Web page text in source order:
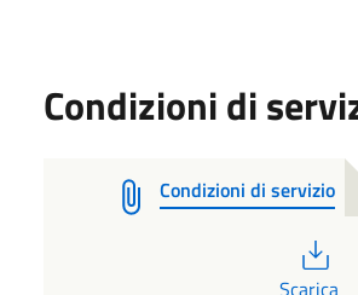
Condizioni di
Condizioni di servizio
Scarica